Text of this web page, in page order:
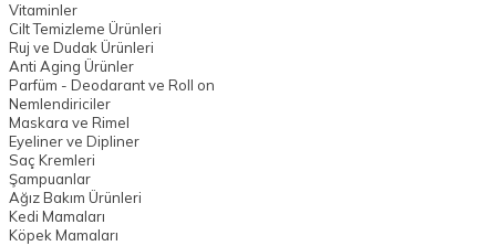
Vitaminler
Cilt Temizleme Ürünleri
Ruj ve Dudak Ürünleri
Anti Aging Ürünler
Parfüm - Deodarant ve Roll on
Nemlendiriciler
Maskara ve Rimel
Eyeliner ve Dipliner
Saç Kremleri
Şampuanlar
Ağız Bakım Ürünleri
Kedi Mamaları
Köpek Mamaları